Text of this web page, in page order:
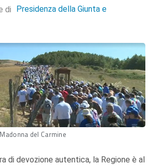
di
Presidenza della Giunta e
del Carmine
di devozione autentica, la Regione è al